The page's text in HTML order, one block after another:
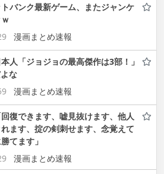
バンク最新ゲーム、またジャンケ
漫画まとめ速報
本人「ジョジョの最高傑作は3部！」
な
漫画まとめ速報
復できます、嘘見抜けます、他人
ます、掟の剣刺せます、念覚えて
てます」
漫画まとめ速報